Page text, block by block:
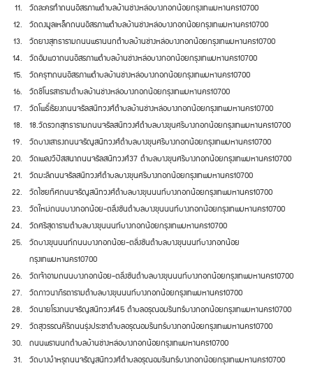
วัดละครทำถนนอิสรภาพตำบลบ้านช่างหล่อบางกอกน้อยกรุงเทพมหานคร10700
วัดดงมูลเหล็กถนนอิสรภาพตำบลบ้านช่างหล่อบางกอกน้อยกรุงเทพมหานคร10700
วัดยางสุทธารามถนนพรานนกตำบลบ้านช่างหล่อบางกอกน้อยกรุงเทพมหานคร10700
วัดอัมพวาถนนอิสรภาพตำบลบ้านช่างหล่อบางกอกน้อยกรุงเทพมหานคร10700
วัดครุฑถนนอิสรภาพตำบลบ้านช่างหล่อบางกอกน้อยกรุงเทพมหานคร10700
วัดชิโนรสารามตำบลบ้านช่างหล่อบางกอกน้อยกรุงเทพมหานคร10700
วัดโพธิ์เรียงถนนจรัลสนิทวงศ์ตำบลบ้านช่างหล่อบางกอกน้อยกรุงเทพมหานคร10700
18.วัดรวกสุทธารามถนนจรัลสนิทวงศ์ตำบลบางขุนศรีบางกอกน้อยกรุงเทพมหานคร10700
วัดบางเสาธงถนนจรัญสนิทวงศ์ตำบลบางขุนศรีบางกอกน้อยกรุงเทพมหานคร10700
วัดเพลงวิปัสสนาถนนจรัลสนิทวงศ์37 ตำบลบางขุนศรีบางกอกน้อยกรุงเทพมหานคร10700
วัดมะลิถนนจรัลสนิทวงศ์ตำบลบางขุนศรีบางกอกน้อยกรุงเทพมหานคร10700
วัดไชยทิศถนนจรัญสนิทวงศ์ตำบลบางขุนนนท์บางกอกน้อยกรุงเทพมหานคร10700
วัดใหม่ถนนบางกอกน้อย-ตลิ่งชันตำบลบางขุนนนท์บางกอกน้อยกรุงเทพมหานคร10700
วัดศรีสุดารามตำบลบางขุนนนท์บางกอกน้อยกรุงเทพมหานคร10700
วัดบางขุนนนท์ถนนบางกอกน้อย-ตลิ่งชันตำบลบางขุนนนท์บางกอกน้อย
กรุงเทพมหานคร10700
วัดเจ้าอามถนนบางกอกน้อย-ตลิ่งชันตำบลบางขุนนนท์บางกอกน้อยกรุงเทพมหานคร10700
วัดภาวนาภิรตารามตำบลบางขุนนนท์บางกอกน้อยกรุงเทพมหานคร10700
วัดนายโรงถนนจรัญสนิทวงศ์45 ตำบลอรุณอมรินทร์บางกอกน้อยกรุงเทพมหานคร10700
วัดสุวรรณคีรีถนนรุ่งประชาตำบลอรุณอมรินทร์บางกอกน้อยกรุงเทพมหานคร10700
ถนนพรานนกตำบลบ้านช่างหล่อบางกอกน้อยกรุงเทพมหานคร10700
วัดบางบำหรุถนนจรัญสนิทวงศ์ตำบลอรุณอมรินทร์บางกอกน้อยกรุงเทพมหานคร10700